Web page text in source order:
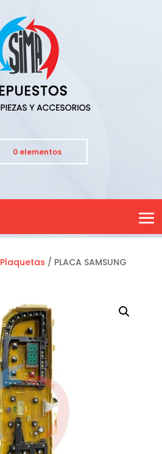
0 elementos
Plaquetas / PLACA SAMSUNG